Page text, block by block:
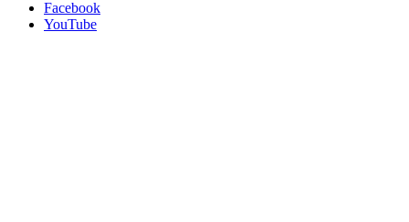
Facebook
YouTube